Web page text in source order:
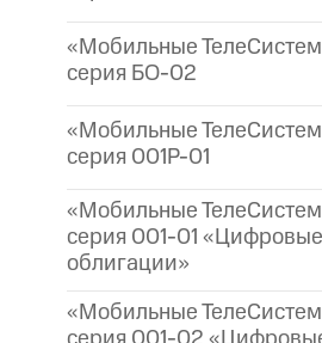
«Мобильные
серия БО-02
«Мобильные
серия 001P-01
«Мобильные
серия 001-01 «Цифровые
облигации»
«Мобильные